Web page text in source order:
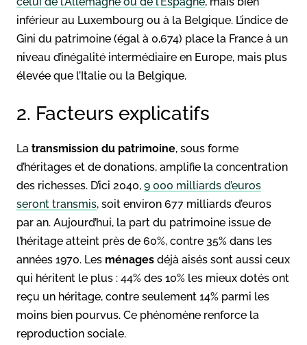
inférieur au Luxembourg ou à la Belgique. L’indice de
Gini du patrimoine (égal à 0,674) place la France à un
niveau d’inégalité intermédiaire en Europe, mais plus
élevée que l’Italie ou la Belgique.
2. Facteurs explicatifs
La transmission du patrimoine, sous forme
d’héritages et de donations, amplifie la concentration
des richesses. D’ici 2040, 9 000 milliards d’euros
seront transmis, soit environ 677 milliards d’euros
par an. Aujourd’hui, la part du patrimoine issue de
l’héritage atteint près de 60%, contre 35% dans les
années 1970. Les ménages déjà aisés sont aussi ceux
qui héritent le plus : 44% des 10% les mieux dotés ont
reçu un héritage, contre seulement 14% parmi les
moins bien pourvus. Ce phénomène renforce la
reproduction sociale.